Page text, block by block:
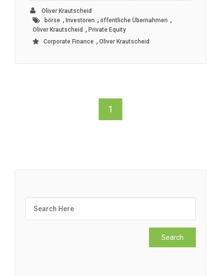
Oliver Krautscheid
börse , Investoren , öffentliche Übernahmen ,
Oliver Krautscheid , Private Equity
Corporate Finance , Oliver Krautscheid
1